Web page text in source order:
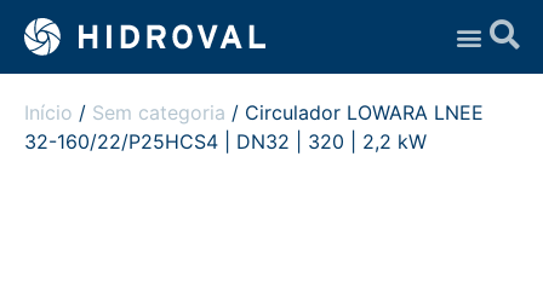
Início / Sem categoria / Circulador LOWARA LNEE
32-160/22/P25HCS4 | DN32 | 320 | 2,2 kW